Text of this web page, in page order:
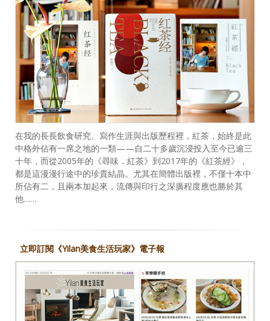
在我的長長飲食研究、寫作生涯與出版歷程裡，紅茶，始終是此
中格外佔有一席之地的一類——自二十多歲沉浸投入至今已逾三
十年，而從2005年的《尋味．紅茶》到2017年的《紅茶經》，
都是這漫漫行途中的珍貴結晶。尤其在簡體出版裡，不僅十本中
所佔有二，且兩本加起來，流傳與印行之深廣程度應也勝於其
他……
立即訂閱《Yilan美食生活玩家》電子報